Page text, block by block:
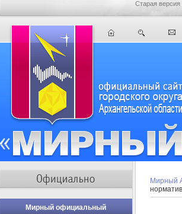
Старая версия
Мирный официальный
Мирный